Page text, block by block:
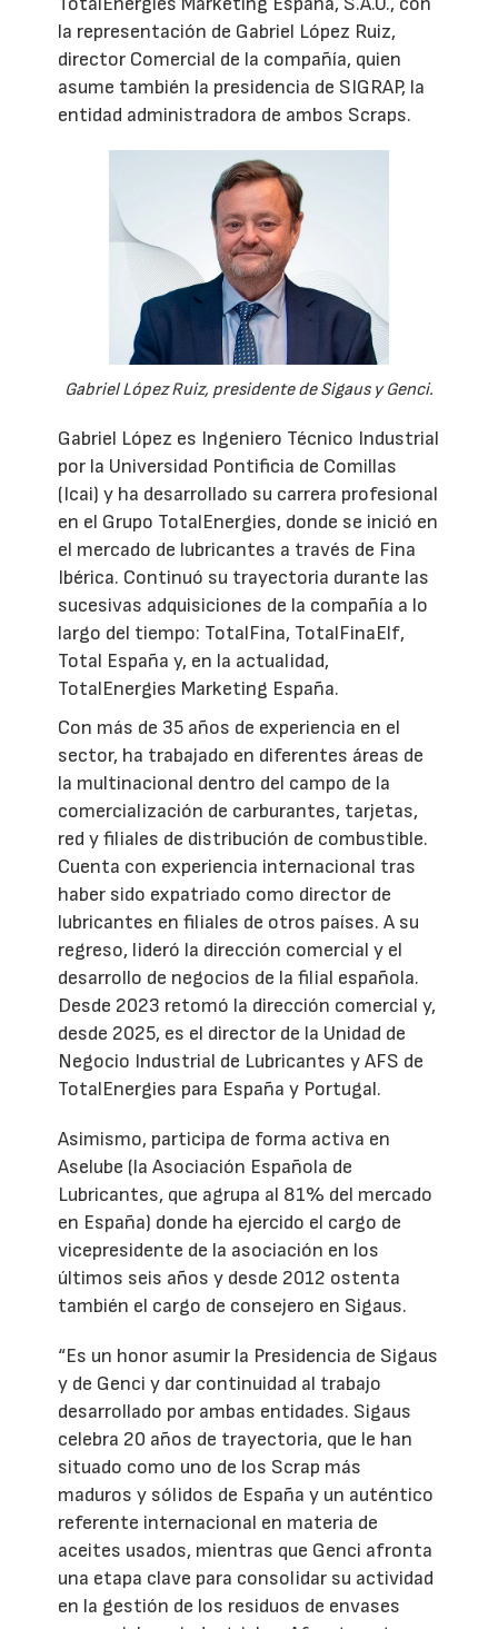
la representación de Gabriel López Ruiz,
director Comercial de la compañía, quien
asume también la presidencia de SIGRAP, la
entidad administradora de ambos Scraps.
Gabriel López Ruiz, presidente de Sigaus y Genci.
Gabriel López es Ingeniero Técnico Industrial
por la Universidad Pontificia de Comillas
(Icai) y ha desarrollado su carrera profesional
en el Grupo TotalEnergies, donde se inició en
el mercado de lubricantes a través de Fina
Ibérica. Continuó su trayectoria durante las
sucesivas adquisiciones de la compañía a lo
largo del tiempo: TotalFina, TotalFinaElf,
Total España y, en la actualidad,
TotalEnergies Marketing España.
Con más de 35 años de experiencia en el
sector, ha trabajado en diferentes áreas de
la multinacional dentro del campo de la
comercialización de carburantes, tarjetas,
red y filiales de distribución de combustible.
Cuenta con experiencia internacional tras
haber sido expatriado como director de
lubricantes en filiales de otros países. A su
regreso, lideró la dirección comercial y el
desarrollo de negocios de la filial española.
Desde 2023 retomó la dirección comercial y,
desde 2025, es el director de la Unidad de
Negocio Industrial de Lubricantes y AFS de
TotalEnergies para España y Portugal.
Asimismo, participa de forma activa en
Aselube (la Asociación Española de
Lubricantes, que agrupa al 81% del mercado
en España) donde ha ejercido el cargo de
vicepresidente de la asociación en los
últimos seis años y desde 2012 ostenta
también el cargo de consejero en Sigaus.
“Es un honor asumir la Presidencia de Sigaus
y de Genci y dar continuidad al trabajo
desarrollado por ambas entidades. Sigaus
celebra 20 años de trayectoria, que le han
situado como uno de los Scrap más
maduros y sólidos de España y un auténtico
referente internacional en materia de
aceites usados, mientras que Genci afronta
una etapa clave para consolidar su actividad
en la gestión de los residuos de envases